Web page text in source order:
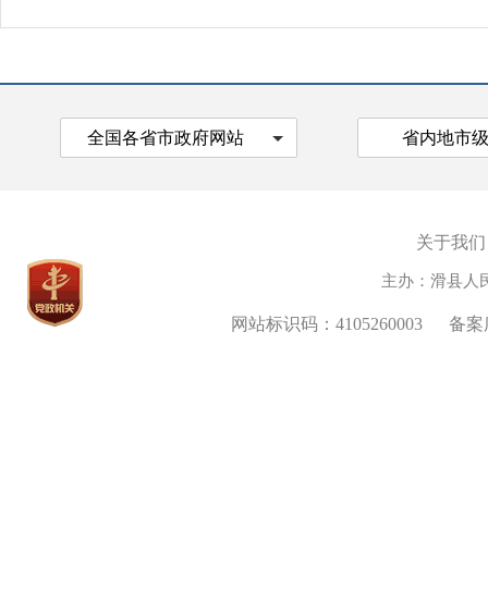
全国各省市政府网站 省内地市
关于我们
主办：滑县人
网站标识码：4105260003 备案